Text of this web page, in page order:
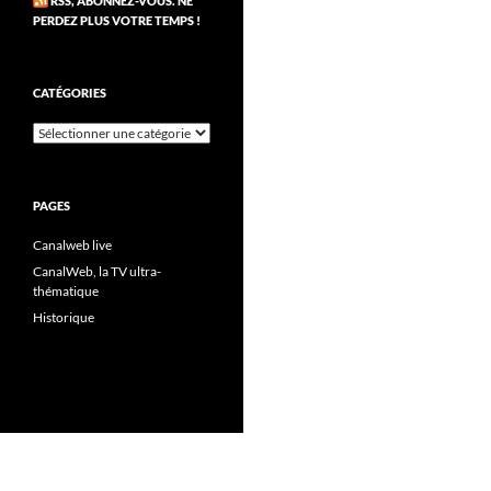
PERDEZ PLUS VOTRE TEMPS !
CATÉGORIES
Catégories
PAGES
Canalweb live
CanalWeb, la TV ultra-
thématique
Historique